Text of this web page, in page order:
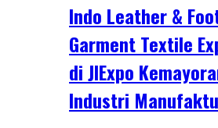
Indo Leather &
Garment Textile
di JIExpo
Industri